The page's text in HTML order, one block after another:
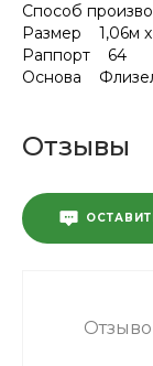
Способ
Размер 1,06м x
Раппорт 64
Основа
Отзывы